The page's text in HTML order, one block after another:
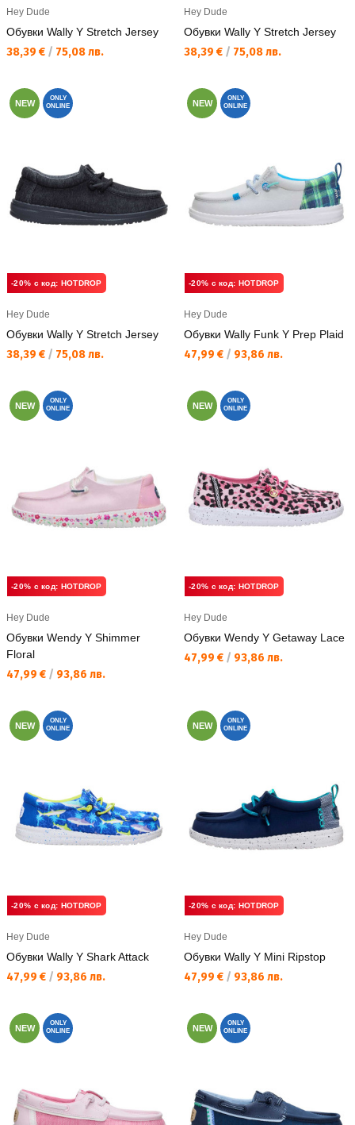
Hey Dude
Обувки Wally Y Stretch Jersey
Текуща цена:
38,39 € / 75,08 лв.
Hey Dude
Обувки Wally Y Stretch Jersey
Текуща цена:
38,39 € / 75,08 лв.
NEW
ONLY
ONLINE
-20% с код: HOTDROP
Hey Dude
Обувки Wally Y Stretch Jersey
Текуща цена:
38,39 € / 75,08 лв.
NEW
ONLY
ONLINE
-20% с код: HOTDROP
Hey Dude
Обувки Wally Funk Y Prep Plaid
Текуща цена:
47,99 € / 93,86 лв.
NEW
ONLY
ONLINE
-20% с код: HOTDROP
Hey Dude
Обувки Wendy Y Shimmer
Floral
Текуща цена:
47,99 € / 93,86 лв.
NEW
ONLY
ONLINE
-20% с код: HOTDROP
Hey Dude
Обувки Wendy Y Getaway Lace
Текуща цена:
47,99 € / 93,86 лв.
NEW
ONLY
ONLINE
-20% с код: HOTDROP
Hey Dude
Обувки Wally Y Shark Attack
Текуща цена:
47,99 € / 93,86 лв.
NEW
ONLY
ONLINE
-20% с код: HOTDROP
Hey Dude
Обувки Wally Y Mini Ripstop
Текуща цена:
47,99 € / 93,86 лв.
NEW
ONLY
ONLINE
NEW
ONLY
ONLINE